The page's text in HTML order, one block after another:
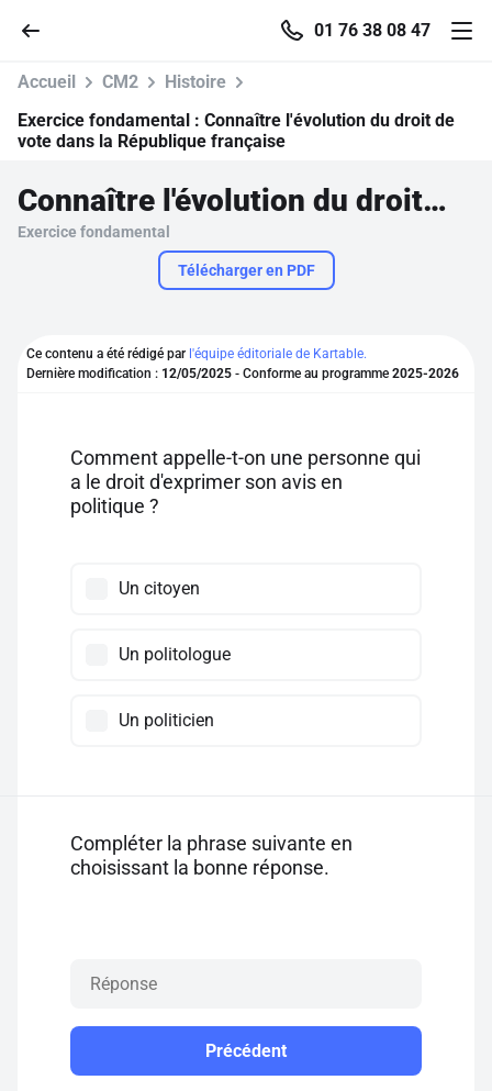
01 76 38 08 47
Parcourir
Se connecter
Pour profiter de 10 contenus offerts.
Accueil CM2
Histoire
Exercice fondamental : Connaître l'évolution du droit de
vote dans la République française
Connaître l'évolution du droit de vote dans la République française
Exercice fondamental
Télécharger en PDF
Ce contenu a été rédigé par l'équipe éditoriale de Kartable.
Dernière modification : 12/05/2025 - Conforme au programme 2025-2026
Comment appelle-t-on une personne qui
a le droit d'exprimer son avis en
politique ?
Un citoyen
Un politologue
Un politicien
Compléter la phrase suivante en
choisissant la bonne réponse.
Précédent